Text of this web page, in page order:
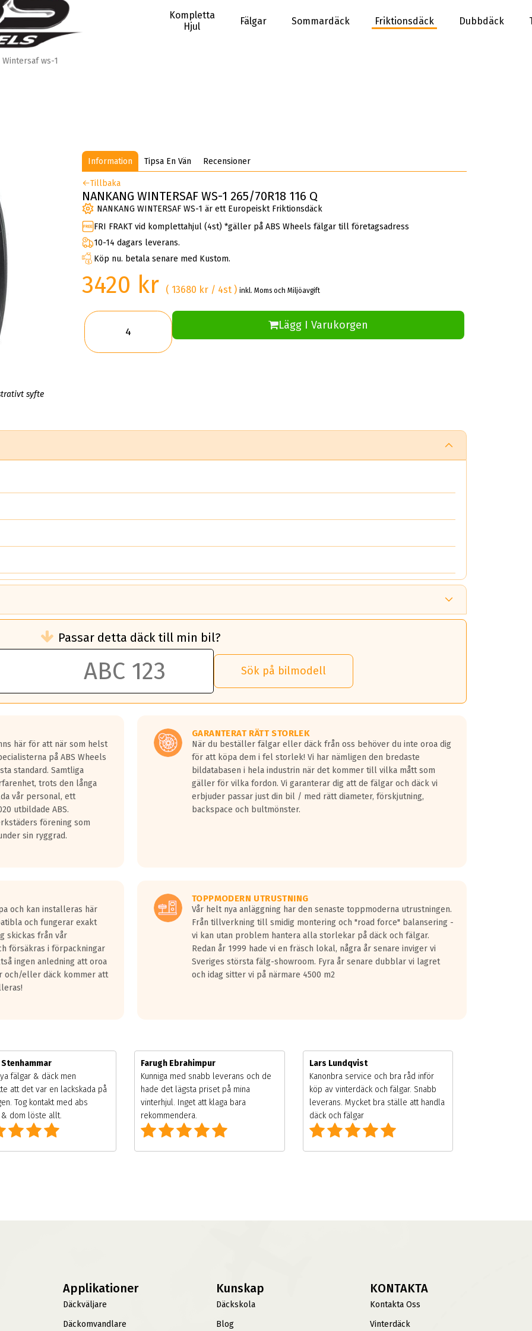
Kompletta
Hjul
Fälgar Sommardäck Friktionsdäck Dubbdäck
Wintersaf ws-1
syfte
Information Tipsa En Vän Recensioner
Tillbaka
NANKANG WINTERSAF WS-1 265/70R18 116 Q
NANKANG WINTERSAF WS-1 är ett Europeiskt Friktionsdäck
FRI FRAKT vid komplettahjul (4st) *gäller på ABS Wheels fälgar till företagsadress
10-14 dagars leverans.
Köp nu. betala senare med Kustom.
3420 kr ( 13680 kr / 4st )inkl. Moms och Miljöavgift
Lägg I Varukorgen
än ett klass G däck.
50 liter bränsle med ett klass A däck gentemot ett klass G däck.
vilken rutt du kör, samt vilken körstil du använder.
lastbilar.
på en väg där det ligger 0.5-1.5 mm vatten.
fyra billängder( ca 18meter) mellan däck med betyg A gentemot
överträffa motorljudet.
ett däck med vågar. Hög bullernivå markeras med svarta vågor
kraven som finns i dagsläget, men är inte längre tillåtna enligt nya
Passar detta däck till min bil?
Sök på bilmodell
här för att när som helst
på ABS Wheels
standard. Samtliga
trots den långa
vår personal, ett
utbildade ABS.
förening som
sin ryggrad.
GARANTERAT RÄTT STORLEK
När du beställer fälgar eller däck från oss behöver du inte oroa dig
för att köpa dem i fel storlek! Vi har nämligen den bredaste
bildatabasen i hela industrin när det kommer till vilka mått som
gäller för vilka fordon. Vi garanterar dig att de fälgar och däck vi
erbjuder passar just din bil / med rätt diameter, förskjutning,
backspace och bultmönster.
och kan installeras här
och fungerar exakt
skickas från vår
försäkras i förpackningar
ingen anledning att oroa
och/eller däck kommer att
TOPPMODERN UTRUSTNING
Vår helt nya anläggning har den senaste toppmoderna utrustningen.
Från tillverkning till smidig montering och "road force" balansering -
vi kan utan problem hantera alla storlekar på däck och fälgar.
Redan år 1999 hade vi en fräsch lokal, några år senare inviger vi
Sveriges största fälg-showroom. Fyra år senare dubblar vi lagret
och idag sitter vi på närmare 4500 m2
Stenhammar
fälgar & däck men
att det var en lackskada på
Tog kontakt med abs
dom löste allt.
Farugh Ebrahimpur
Kunniga med snabb leverans och de
hade det lägsta priset på mina
vinterhjul. Inget att klaga bara
rekommendera.
Lars Lundqvist
Kanonbra service och bra råd inför
köp av vinterdäck och fälgar. Snabb
leverans. Mycket bra ställe att handla
däck och fälgar
Applikationer
Däckväljare
Däckomvandlare
Kunskap
Däckskola
Blog
KONTAKTA
Kontakta Oss
Vinterdäck